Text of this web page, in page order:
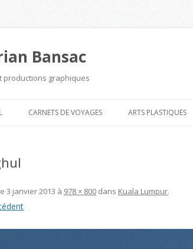
Bansac
productions graphiques
CARNETS DE VOYAGES ARTS PLASTIQUES
3 janvier 2013 à 978 × 800 dans Kuala Lumpur.